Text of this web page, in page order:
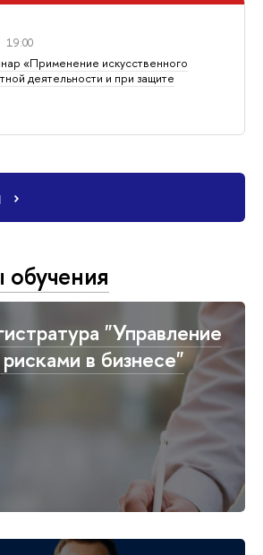
19:00
«Применение искусственного
деятельности и при защите
"Управление
в бизнесе"